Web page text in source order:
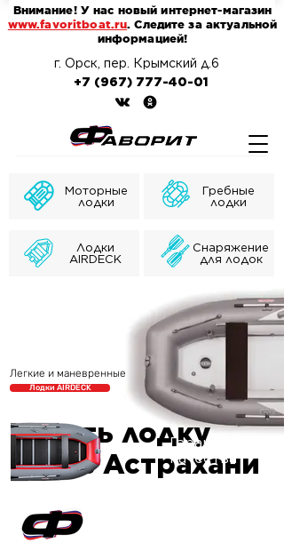
г. Орск, пер. Крымский д.6
+7 (967) 777-40-01
Внимание! У нас новый интернет-магазин
www.favoritboat.ru. Следите за актуальной
информацией!
Моторные
лодки
Гребные
лодки
Лодки
AIRDECK
Снаряжение
для лодок
Легкие и маневренные
Лодки AIRDECK
Купить лодку
ПВХ в Астрахани
Гарантия
качества